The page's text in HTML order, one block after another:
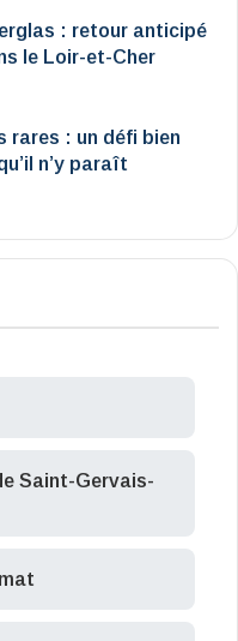
: retour anticipé
le Loir-et-Cher
rares : un défi bien
n’y paraît
Saint-Gervais-